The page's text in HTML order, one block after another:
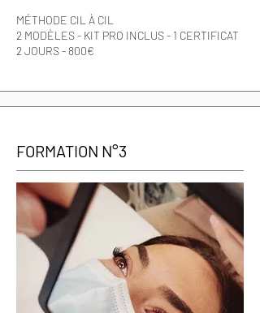
MÉTHODE CIL À CIL
2 MODÈLES - KIT PRO INCLUS - 1 CERTIFICAT
2 JOURS - 800€
FORMATION N°3